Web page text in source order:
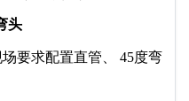
头
要求配置直管、 45度弯